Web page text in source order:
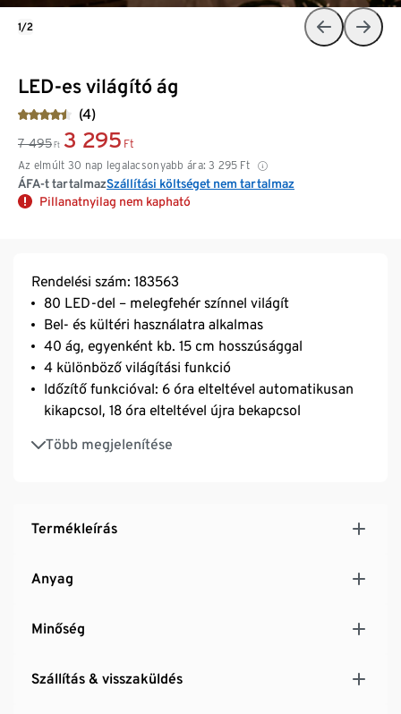
LED-es világító ág
(4)
7 495 Ft 3 295 Ft
Az elmúlt 30 nap legalacsonyabb ára: 3 295 Ft
ÁFA-t tartalmazSzállítási költséget nem tartalmaz
Pillanatnyilag nem kapható
1/2
Rendelési szám: 183563
80 LED-del – melegfehér színnel világít
Bel- és kültéri használatra alkalmas
40 ág, egyenként kb. 15 cm hosszúsággal
4 különböző világítási funkció
Időzítő funkcióval: 6 óra elteltével automatikusan
kikapcsol, 18 óra elteltével újra bekapcsol
Több megjelenítése
Elemes működtetés
Felakasztható vagy vázában dekorációként
Termékleírás
Anyag
Minőség
Szállítás & visszaküldés